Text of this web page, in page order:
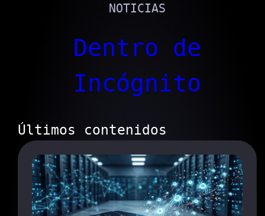
NOTICIAS
Dentro de
Incógnito
Últimos contenidos